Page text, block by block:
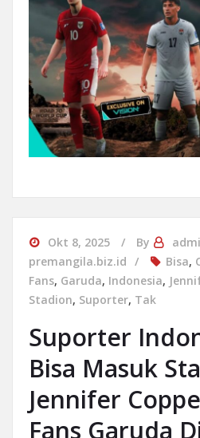
Okt 8, 2025 By
premangila.biz.id
Bisa,
Fans, Garuda, Indonesia,
Stadion, Suporter, Tak
Suporter
Bisa Masuk
Jennifer
Fans Garuda